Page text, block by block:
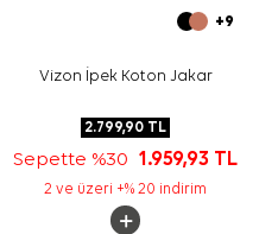
+9
Vizon İpek Koton Jakar
2.799,90 TL
Sepette %30 1.959,93 TL
2 ve üzeri +% 20 indirim